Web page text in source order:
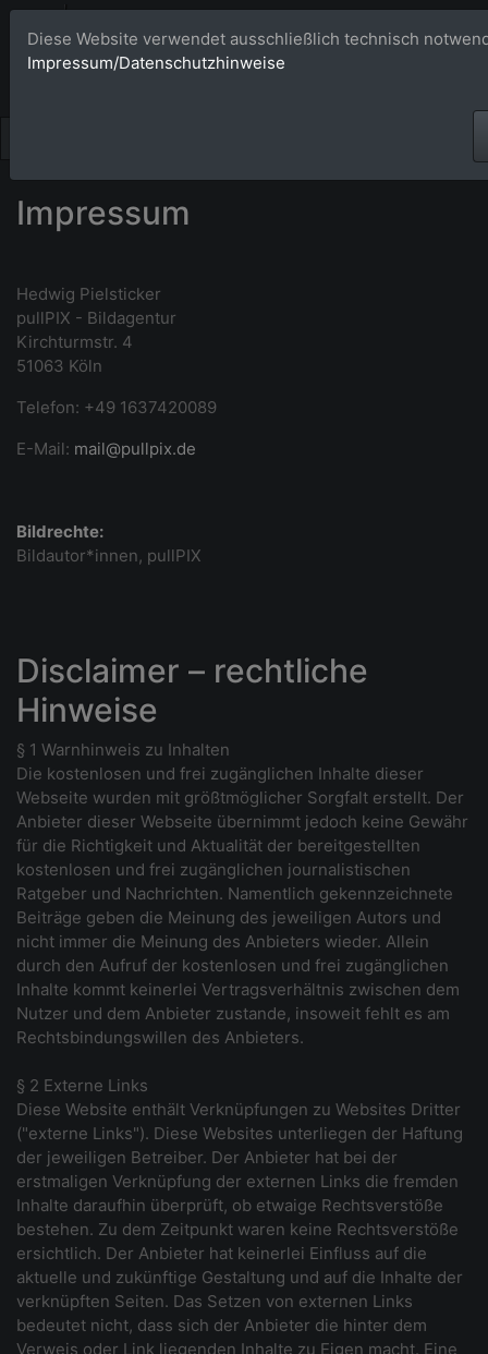
Bildagentur
Impressum
Hedwig Pielsticker
pullPIX - Bildagentur
Kirchturmstr. 4
51063 Köln
Telefon: +49 1637420089
E-Mail: mail@pullpix.de
Bildrechte:
Bildautor*innen, pullPIX
Disclaimer – rechtliche
Hinweise
§ 1 Warnhinweis zu Inhalten
Die kostenlosen und frei zugänglichen Inhalte dieser
Webseite wurden mit größtmöglicher Sorgfalt erstellt. Der
Anbieter dieser Webseite übernimmt jedoch keine Gewähr
für die Richtigkeit und Aktualität der bereitgestellten
kostenlosen und frei zugänglichen journalistischen
Ratgeber und Nachrichten. Namentlich gekennzeichnete
Beiträge geben die Meinung des jeweiligen Autors und
nicht immer die Meinung des Anbieters wieder. Allein
durch den Aufruf der kostenlosen und frei zugänglichen
Inhalte kommt keinerlei Vertragsverhältnis zwischen dem
Nutzer und dem Anbieter zustande, insoweit fehlt es am
Rechtsbindungswillen des Anbieters.
§ 2 Externe Links
Diese Website enthält Verknüpfungen zu Websites Dritter
("externe Links"). Diese Websites unterliegen der Haftung
der jeweiligen Betreiber. Der Anbieter hat bei der
erstmaligen Verknüpfung der externen Links die fremden
Inhalte daraufhin überprüft, ob etwaige Rechtsverstöße
bestehen. Zu dem Zeitpunkt waren keine Rechtsverstöße
ersichtlich. Der Anbieter hat keinerlei Einfluss auf die
aktuelle und zukünftige Gestaltung und auf die Inhalte der
verknüpften Seiten. Das Setzen von externen Links
bedeutet nicht, dass sich der Anbieter die hinter dem
Verweis oder Link liegenden Inhalte zu Eigen macht. Eine
Diese Website verwendet ausschließlich technisch
Impressum/Datenschutzhinweise